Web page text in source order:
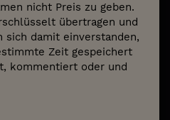
nicht Preis zu geben.
übertragen und
sich damit einverstanden,
Zeit gespeichert
kommentiert oder und